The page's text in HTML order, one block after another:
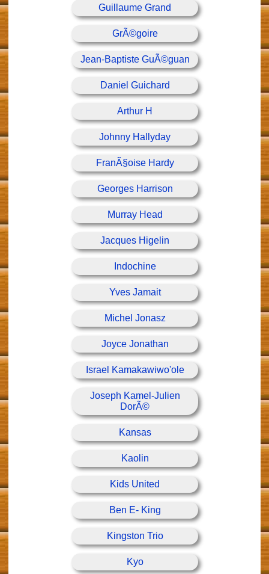
Guillaume Grand
GrÃ©goire
Jean-Baptiste GuÃ©guan
Daniel Guichard
Arthur H
Johnny Hallyday
FranÃ§oise Hardy
Georges Harrison
Murray Head
Jacques Higelin
Indochine
Yves Jamait
Michel Jonasz
Joyce Jonathan
Israel Kamakawiwo'ole
Joseph Kamel-Julien
DorÃ©
Kansas
Kaolin
Kids United
Ben E- King
Kingston Trio
Kyo